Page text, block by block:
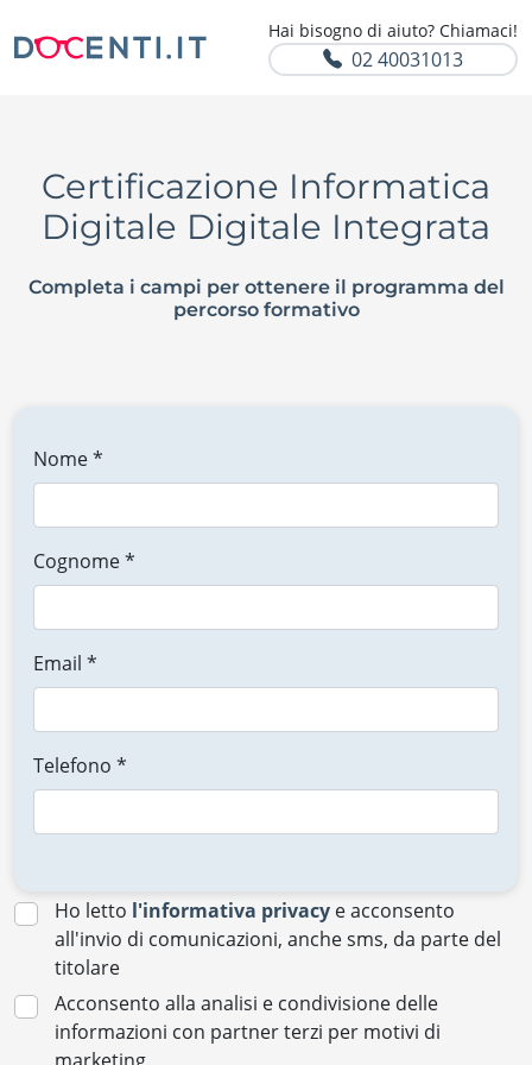
Hai bisogno di aiuto? Chiamaci!
02 40031013
Certificazione Informatica
Digitale Digitale Integrata
Completa i campi per ottenere il programma del
percorso formativo
Nome *
Cognome *
Email *
Telefono *
Ho letto l'informativa privacy e acconsento
all'invio di comunicazioni, anche sms, da parte del
titolare
Acconsento alla analisi e condivisione delle
informazioni con partner terzi per motivi di